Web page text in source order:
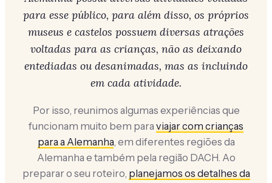
para esse público, para além disso, os próprios
museus e castelos possuem diversas atrações
voltadas para as crianças, não as deixando
entediadas ou desanimadas, mas as incluindo
em cada atividade.
Por isso, reunimos algumas experiências que
funcionam muito bem para viajar com crianças
para a Alemanha, em diferentes regiões da
Alemanha e também pela região DACH. Ao
preparar o seu roteiro, planejamos os detalhes da